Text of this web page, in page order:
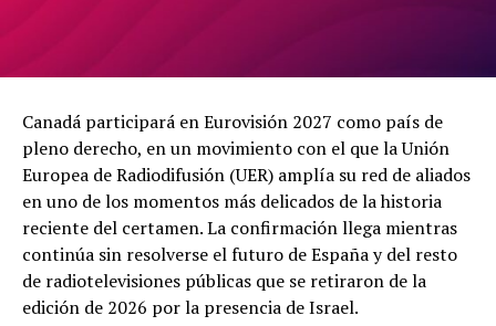
Canadá participará en Eurovisión 2027 como país de
pleno derecho, en un movimiento con el que la Unión
Europea de Radiodifusión (UER) amplía su red de aliados
en uno de los momentos más delicados de la historia
reciente del certamen. La confirmación llega mientras
continúa sin resolverse el futuro de España y del resto
de radiotelevisiones públicas que se retiraron de la
edición de 2026 por la presencia de Israel.